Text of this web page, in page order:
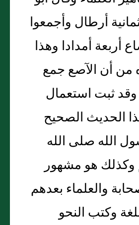
أرطال وأجمعوا
أربعة أمدادا وهذا
من أن الآصع جمع
ثبت استعمال
الحديث الصحيح
الله صلى الله
وكذلك هو مشهور
والعلماء بعدهم
وكتب النحو